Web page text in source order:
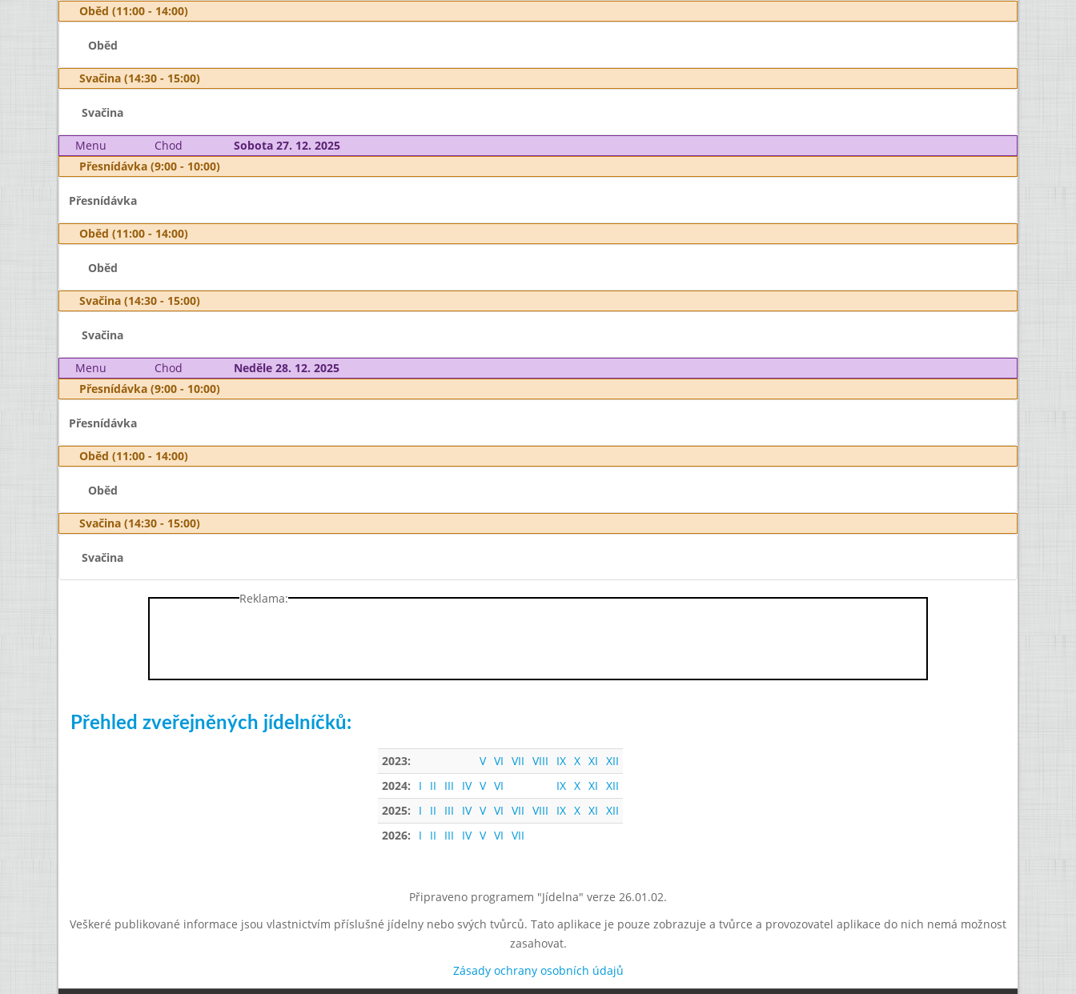
Oběd (11:00 - 14:00)
Oběd
Svačina (14:30 - 15:00)
Svačina
Menu Chod
Sobota 27. 12. 2025
Přesnídávka (9:00 - 10:00)
Přesnídávka
Oběd (11:00 - 14:00)
Oběd
Svačina (14:30 - 15:00)
Svačina
Menu Chod
Neděle 28. 12. 2025
Přesnídávka (9:00 - 10:00)
Přesnídávka
Oběd (11:00 - 14:00)
Oběd
Svačina (14:30 - 15:00)
Svačina
Reklama:
Přehled zveřejněných jídelníčků:
2023: V VI VII VIII IX X XI XII
2024:
I II III IV V VI IX X XI XII
2025:
I II III IV V VI VII VIII IX X XI XII
2026:
I II III IV V VI VII
Připraveno programem "Jídelna" verze 26.01.02.
Veškeré publikované informace jsou vlastnictvím příslušné jídelny nebo svých tvůrců. Tato aplikace je pouze zobrazuje a tvůrce a provozovatel aplikace do nich nemá možnost
zasahovat.
Zásady ochrany osobních údajů